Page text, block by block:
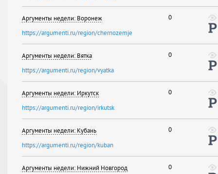
Аргументы недели: Воронеж
https://argumenti.ru/region/chernozemje
0
Аргументы недели: Вятка
https://argumenti.ru/region/vyatka
0
Аргументы недели: Иркутск
https://argumenti.ru/region/irkutsk
0
Аргументы недели: Кубань
https://argumenti.ru/region/kuban
0
Аргументы недели: Нижний Новгород
0